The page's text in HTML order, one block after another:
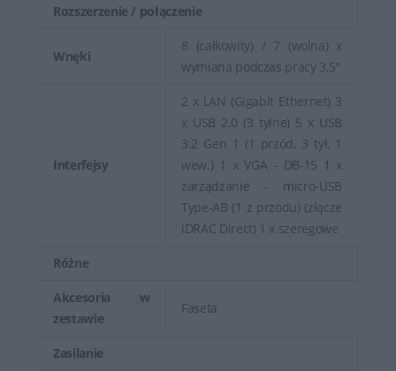
Serwer Dell PowerEdge T150
pierwszy serwer dla środowisk SOHO i MSP.
obudowie typu tower z możliwością rozbudowy
Rozszerzenie / połączenie
Wnęki
8 (całkowity) / 7 (wolna) x
wymiana podczas pracy 3,5"
Interfejsy
2 x LAN (Gigabit Ethernet) 3
x USB 2.0 (3 tylne) 5 x USB
3.2 Gen 1 (1 przód, 3 tył, 1
wew.) 1 x VGA - DB-15 1 x
zarządzanie - micro-USB
Type-AB (1 z przodu) (złącze
iDRAC Direct) 1 x szeregowe
Różne
Akcesoria w
zestawie
Faseta
Zasilanie